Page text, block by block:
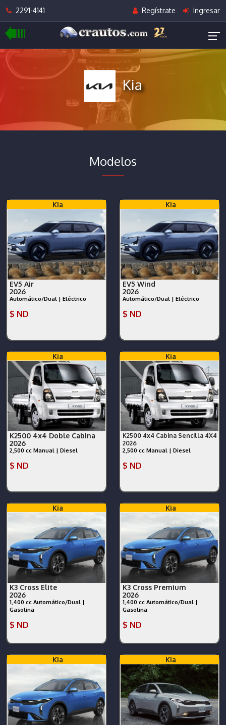
2291-4141 Regístrate Ingresar
Kia
Modelos
Kia
EV5 Air
2026
Automático/Dual | Eléctrico
$ ND
Kia
EV5 Wind
2026
Automático/Dual | Eléctrico
$ ND
Kia
K2500 4x4 Doble Cabina
2026
2,500 cc Manual | Diesel
$ ND
Kia
K2500 4x4 Cabina Sencilla 4X4
2026
2,500 cc Manual | Diesel
$ ND
Kia
K3 Cross Elite
2026
1,400 cc Automático/Dual |
Gasolina
$ ND
Kia
K3 Cross Premium
2026
1,400 cc Automático/Dual |
Gasolina
$ ND
Kia Kia